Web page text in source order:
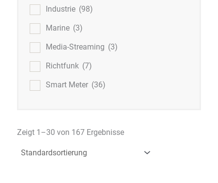
Industrie (98)
Marine (3)
Media-Streaming (3)
Richtfunk (7)
Smart Meter (36)
Zeigt 1–30 von 167 Ergebnisse